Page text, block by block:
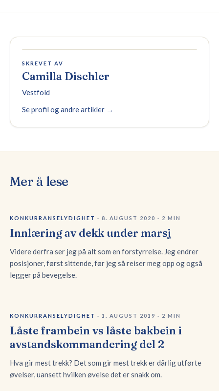
SKREVET AV
Camilla Dischler
Vestfold
Se profil og andre artikler →
Mer å lese
KONKURRANSELYDIGHET · 8. AUGUST 2020 · 2 MIN
Innlæring av dekk under marsj
Videre derfra ser jeg på alt som en forstyrrelse. Jeg endrer
posisjoner, først sittende, før jeg så reiser meg opp og også
legger på bevegelse.
KONKURRANSELYDIGHET · 1. AUGUST 2019 · 2 MIN
Låste frambein vs låste bakbein i
avstandskommandering del 2
Hva gir mest trekk? Det som gir mest trekk er dårlig utførte
øvelser, uansett hvilken øvelse det er snakk om.